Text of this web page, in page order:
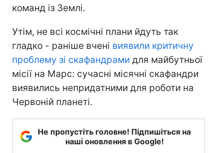
команд із Землі.
Утім, не всі космічні плани йдуть так
гладко - раніше вчені виявили критичну
проблему зі скафандрами для майбутньої
місії на Марс: сучасні місячні скафандри
виявились непридатними для роботи на
Червоній планеті.
Не пропустіть головне! Підпишіться на
наші оновлення в Google!